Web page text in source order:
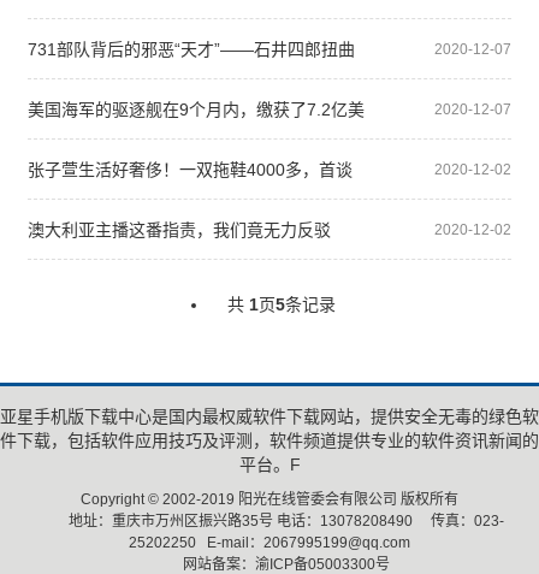
风
731部队背后的邪恶“天才”——石井四郎扭曲
的
2020-12-07
美国海军的驱逐舰在9个月内，缴获了7.2亿美
元的
2020-12-07
张子萱生活好奢侈！一双拖鞋4000多，首谈
与陈赫
2020-12-02
澳大利亚主播这番指责，我们竟无力反驳 2020-12-02
共 1页5条记录
亚星手机版下载中心是国内最权威软件下载网站，提供安全无毒的绿色软
件下载，包括软件应用技巧及评测，软件频道提供专业的软件资讯新闻的
平台。F
Copyright © 2002-2019 阳光在线管委会有限公司 版权所有
地址：重庆市万州区振兴路35号 电话：13078208490 传真：023-
25202250 E-mail：2067995199@qq.com
网站备案：渝ICP备05003300号